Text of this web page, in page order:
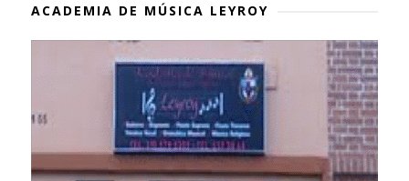
ACADEMIA DE MÚSICA LEYROY